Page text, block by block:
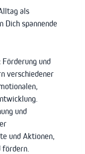
als
Dich spannende
Förderung und
verschiedener
und
und Aktionen,